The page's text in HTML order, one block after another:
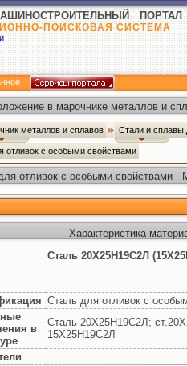
ПОРТАЛ
ПОИСКОВАЯ СИСТЕМА
в марочнике металлов и
металлов и сплавов Стали и сплавы
отливок с особыми свойствами
отливок с особыми свойствами -
Характеристика
Сталь 20Х25Н19С2Л
Сталь для отливок с
в
Сталь 20Х25Н19С2Л;
15Х25Н19С2Л